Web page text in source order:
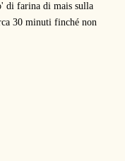
di farina di mais sulla
30 minuti finché non